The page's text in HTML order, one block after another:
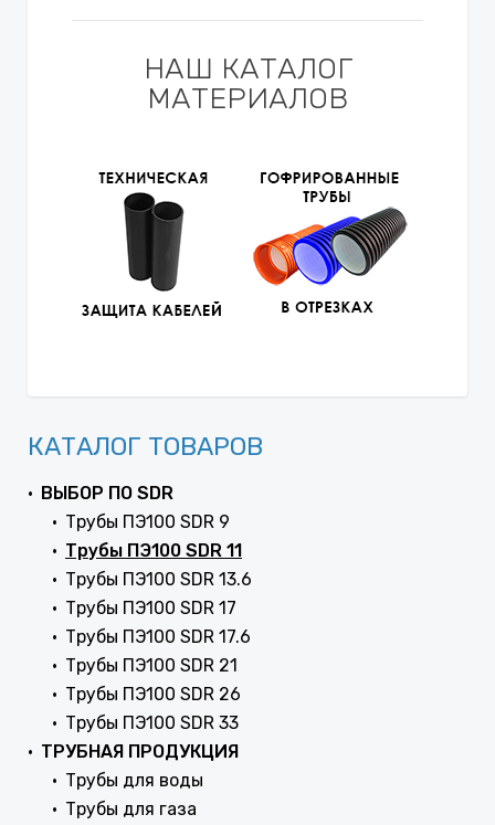
НАШ КАТАЛОГ
МАТЕРИАЛОВ
КАТАЛОГ ТОВАРОВ
ВЫБОР ПО SDR
Трубы ПЭ100 SDR 9
Трубы ПЭ100 SDR 11
Трубы ПЭ100 SDR 13.6
Трубы ПЭ100 SDR 17
Трубы ПЭ100 SDR 17.6
Трубы ПЭ100 SDR 21
Трубы ПЭ100 SDR 26
Трубы ПЭ100 SDR 33
ТРУБНАЯ ПРОДУКЦИЯ
Трубы для воды
Трубы для газа